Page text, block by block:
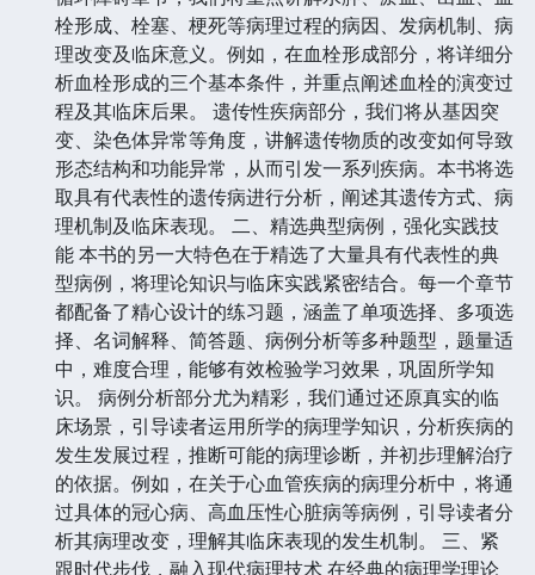
栓形成、栓塞、梗死等病理过程的病因、发病机制、病
理改变及临床意义。例如，在血栓形成部分，将详细分
析血栓形成的三个基本条件，并重点阐述血栓的演变过
程及其临床后果。 遗传性疾病部分，我们将从基因突
变、染色体异常等角度，讲解遗传物质的改变如何导致
形态结构和功能异常，从而引发一系列疾病。本书将选
取具有代表性的遗传病进行分析，阐述其遗传方式、病
理机制及临床表现。 二、精选典型病例，强化实践技
能 本书的另一大特色在于精选了大量具有代表性的典
型病例，将理论知识与临床实践紧密结合。每一个章节
都配备了精心设计的练习题，涵盖了单项选择、多项选
择、名词解释、简答题、病例分析等多种题型，题量适
中，难度合理，能够有效检验学习效果，巩固所学知
识。 病例分析部分尤为精彩，我们通过还原真实的临
床场景，引导读者运用所学的病理学知识，分析疾病的
发生发展过程，推断可能的病理诊断，并初步理解治疗
的依据。例如，在关于心血管疾病的病理分析中，将通
过具体的冠心病、高血压性心脏病等病例，引导读者分
析其病理改变，理解其临床表现的发生机制。 三、紧
跟时代步伐，融入现代病理技术 在经典的病理学理论